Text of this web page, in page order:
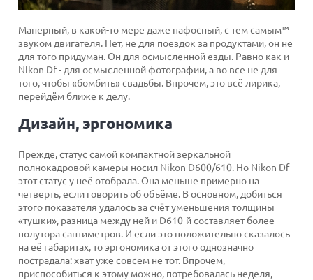
Манерный, в какой-то мере даже пафосный, с тем самым™
звуком двигателя. Нет, не для поездок за продуктами, он не
для того придуман. Он для осмысленной езды. Равно как и
Nikon Df - для осмысленной фотографии, а во все не для
того, чтобы «бомбить» свадьбы. Впрочем, это всё лирика,
перейдём ближе к делу.
Дизайн, эргономика
Прежде, статус самой компактной зеркальной
полнокадровой камеры носил Nikon D600/610. Но Nikon Df
этот статус у неё отобрала. Она меньше примерно на
четверть, если говорить об объёме. В основном, добиться
этого показателя удалось за счёт уменьшения толщины
«тушки», разница между ней и D610-й составляет более
полутора сантиметров. И если это положительно сказалось
на её габаритах, то эргономика от этого однозначно
пострадала: хват уже совсем не тот. Впрочем,
приспособиться к этому можно, потребовалась неделя,